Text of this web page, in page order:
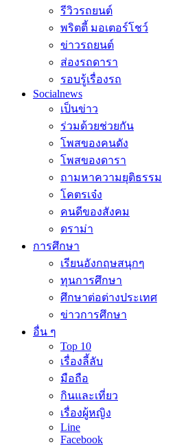
รีวิวรถยนต์
พริตตี้ มอเตอร์โชว์
ข่าวรถยนต์
ส่องรถดารา
รอบรู้เรื่องรถ
Socialnews
เป็นข่าว
ร่วมด้วยช่วยกัน
โพสของคนดัง
โพสของดารา
ถามหาความยุติธรรม
โคตรเจ๋ง
คนดีของสังคม
ดราม่า
การศึกษา
เรียนอังกฤษสนุกๆ
ทุนการศึกษา
ศึกษาต่อต่างประเทศ
ข่าวการศึกษา
อื่น ๆ
Top 10
เรื่องลี้ลับ
มือถือ
กินและเที่ยว
เรื่องผู้หญิง
Line
Facebook